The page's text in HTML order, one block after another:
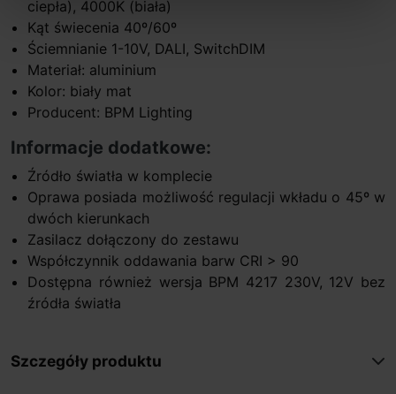
ciepła), 4000K (biała)
Kąt świecenia 40º/60º
Ściemnianie 1-10V, DALI, SwitchDIM
Materiał: aluminium
Kolor: biały mat
Producent: BPM Lighting
Informacje dodatkowe:
Źródło światła w komplecie
Oprawa posiada możliwość regulacji wkładu o 45º w
dwóch kierunkach
Zasilacz dołączony do zestawu
Współczynnik oddawania barw CRI > 90
Dostępna również wersja BPM 4217 230V, 12V bez
źródła światła
Szczegóły produktu